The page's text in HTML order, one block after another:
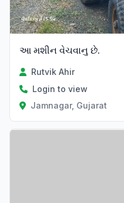
આ મશીન વેચવાનુ છે.
Rutvik Ahir
Login to view
Jamnagar, Gujarat